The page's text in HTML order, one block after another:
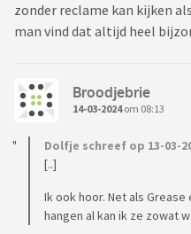
zonder reclame kan kijken
man vind dat altijd heel
Broodjebrie
14-03-2024om 08:13
Dolfje schreef op 13-03-
[..]
Ik ook hoor. Net als
hangen al kan ik ze zowat